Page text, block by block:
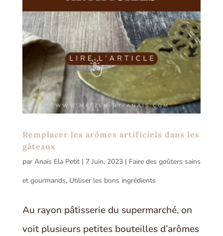
Remplacer les arômes artificiels dans les
gâteaux
par Anaïs Ela Petit| 7 Juin, 2023| Faire des goûters sains
et gourmands, Utiliser les bons ingrédients
Au rayon pâtisserie du supermarché, on
voit plusieurs petites bouteilles d’arômes